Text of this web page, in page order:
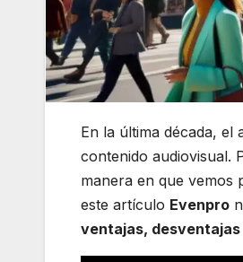
En la última década,
contenido audiovisual.
manera en que vemos
este artículo Evenpro
ventajas,